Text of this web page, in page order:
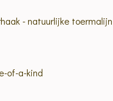
- natuurlijke toermalijn
of-a-kind